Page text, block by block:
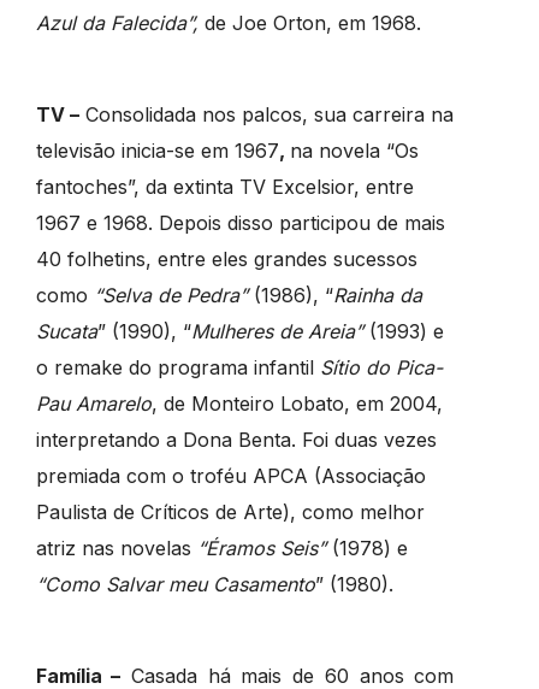
Azul da Falecida”, de Joe Orton, em 1968.
TV –Consolidada nos palcos, sua carreira na
televisão inicia-se em 1967, na novela “Os
fantoches”, da extinta TV Excelsior, entre
1967 e 1968. Depois disso participou de mais
40 folhetins, entre eles grandes sucessos
como “Selva de Pedra”(1986), “Rainha da
Sucata” (1990), “Mulheres de Areia”(1993) e
o remake do programa infantil Sítio do Pica-
Pau Amarelo, de Monteiro Lobato, em 2004,
interpretando a Dona Benta. Foi duas vezes
premiada com o troféu APCA (Associação
Paulista de Críticos de Arte), como melhor
atriz nas novelas “Éramos Seis”(1978) e
“Como Salvar meu Casamento” (1980).
Família – Casada há mais de 60 anos com